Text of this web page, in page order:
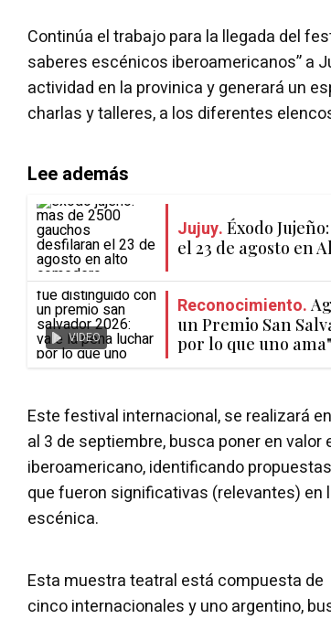
Continúa el trabajo para la llegada del
saberes escénicos iberoamericanos” a
actividad en la provinica y generará un
charlas y talleres, a los diferentes
Lee además
Jujuy. Éxodo
el 23 de agosto en
VIDEO
Reconocimiento.
un Premio San
por lo que uno ama"
Este festival internacional, se realizará
al 3 de septiembre, busca poner en
iberoamericano, identificando
que fueron significativas (relevantes) en
escénica.
Esta muestra teatral está compuesta
cinco internacionales y uno argentino,